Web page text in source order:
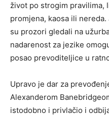
život po strogim pravilima,
promjena, kaosa ili
su prozori gledali na
nadarenost za jezike
posao prevoditeljice u
Upravo je dar za
Alexanderom
istodobno i privlačio i